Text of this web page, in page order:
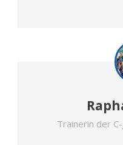
Trainerin der